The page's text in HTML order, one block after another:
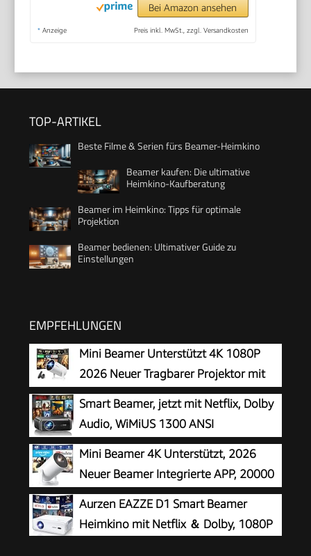
Bei Amazon ansehen
* Anzeige Preis inkl. MwSt., zzgl. Versandkosten
TOP-ARTIKEL
Beste Filme & Serien fürs Beamer-Heimkino
Beamer kaufen: Die ultimative
Heimkino-Kaufberatung
Beamer im Heimkino: Tipps für optimale
Projektion
Beamer bedienen: Ultimativer Guide zu
Einstellungen
EMPFEHLUNGEN
Mini Beamer Unterstützt 4K 1080P
2026 Neuer Tragbarer Projektor mit
5G WiFi 6 und BT 5.4, Beamer Klein
Projektor mit Automatische Trapezialkorrektur
180 ° Drehung für HDMI/Tv Stick/USB/Laptop,
Weiß
Smart Beamer, jetzt mit Netflix, Dolby
Audio, WiMiUS 1300 ANSI
Autofokus/6D Trapezkorrektur Led
Beamer 4K Heimkino Unterstützt, WiFi
Bluetooth Full HD 1080P Outdoor
Deckenmontage Projektor für Handy
Mini Beamer 4K Unterstützt, 2026
Neuer Beamer Integrierte APP, 20000
Lumens mit Android 14, Automatische
Trapezkorrektur, WiFi 6 und Bluetooth 5.4, 180°
Dreh Projektor Tragbar Heimkino
Aurzen EAZZE D1 Smart Beamer
Heimkino mit Netflix ＆ Dolby, 1080P